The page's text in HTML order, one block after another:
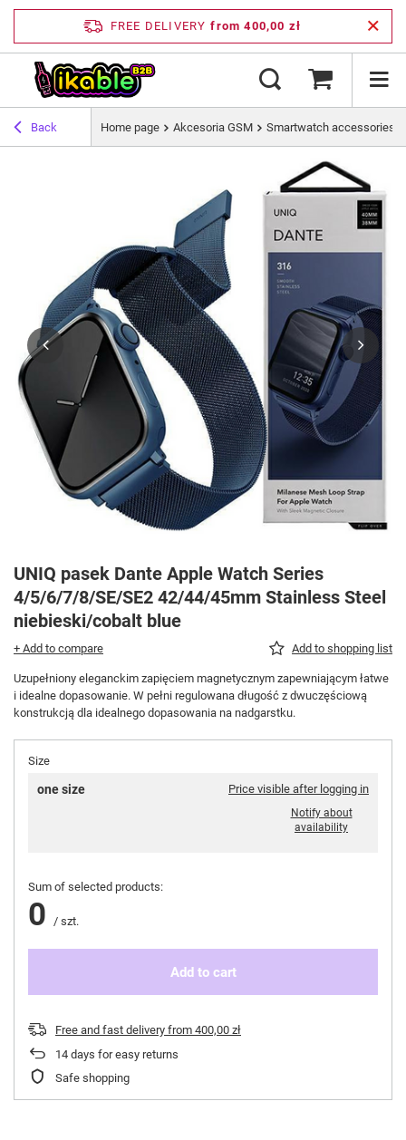
FREE DELIVERY from 400,00 zł
Back Home page Akcesoria GSM Smartwatch accessories
UNIQ pasek Dante Apple Watch Series
4/5/6/7/8/SE/SE2 42/44/45mm Stainless Steel
niebieski/cobalt blue
+ Add to compare Add to shopping list
Uzupełniony eleganckim zapięciem magnetycznym zapewniającym łatwe
i idealne dopasowanie. W pełni regulowana długość z dwuczęściową
konstrukcją dla idealnego dopasowania na nadgarstku.
Size
one size Price visible after logging in
Notify about
availability
Sum of selected products:
0 / szt.
Add to cart
Free and fast delivery from 400,00 zł
14 days for easy returns
Safe shopping